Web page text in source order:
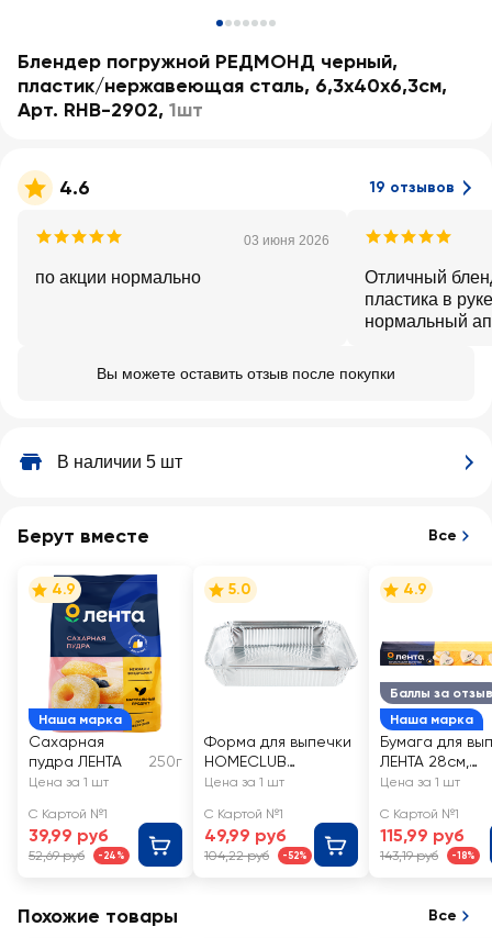
Блендер погружной РЕДМОНД черный,
пластик/нержавеющая сталь, 6,3х40х6,3см,
Арт. RHB-2902, 1шт
4.6 19 отзывов
03 июня 2026
по акции нормально
Отличный
пластика в
нормальный
дороже,
забудьте
повышенным
Вы можете оставить отзыв после покупки
В наличии 5 шт
Берут вместе Все
Наша марка
4.9
Сахарная
пудра ЛЕНТА
250г
Цена за 1 шт
С Картой №1
39,99 руб
52,69 руб -24%
5.0
Форма для выпечки
HOMECLUB
23х17x4,5см,
фольга, Арт. NF-f5
Цена за 1 шт
С Картой №1
49,99 руб
104,22 руб -52%
Баллы за отзыв
Наша марка
4.9
Бумага для
ЛЕНТА 28см,
Цена за 1 шт
С Картой №1
115,99 руб
143,19 руб -18%
Похожие товары Все